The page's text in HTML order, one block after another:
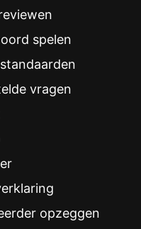
spelen
vragen
opzeggen